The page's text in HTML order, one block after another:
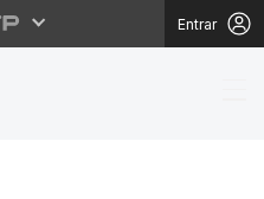
Entrar
lança